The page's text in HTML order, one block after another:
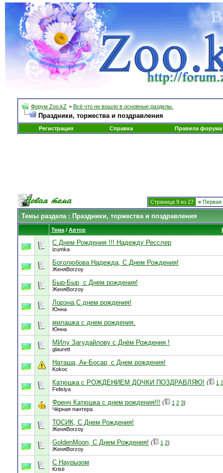
Форум Zoo.kZ > Всё что не вошло в основные разделы.
Праздники, торжества и поздравления
Регистрация Справка Правила форума
Страница 9 из 27 « Первая
Темы раздела: Праздники, торжества и поздравления
Тема / Автор
С Днем Рождения !!! Надежду Ресслер
izumka
Боголюбова Надежда, С Днем Рождения!
ЖеняBorzoy
Быр-Быр, с Днем рождения!
ЖеняBorzoy
Лорэна,С днем рождения!
Юнна
милашка с днем рождения.
Юнна
МИлу Загудайлову с Днём Рождения !
glaurett
Наташа, Ак-Босар, с Днем рождения!
Kokoc
Катюшка с РОЖДЕНИЕМ ДОЧКИ ПОЗДРАВЛЯЮ! ( 1 2
Felisiya
Френч Катюшка с днем рождения!!! ( 1 2 3)
Чёрная пантера
ТОСИК, С Днем Рождения!
ЖеняBorzoy
GoldenMoon, С Днем Рождения! ( 1 2)
ЖеняBorzoy
С Наурызом
Kristi